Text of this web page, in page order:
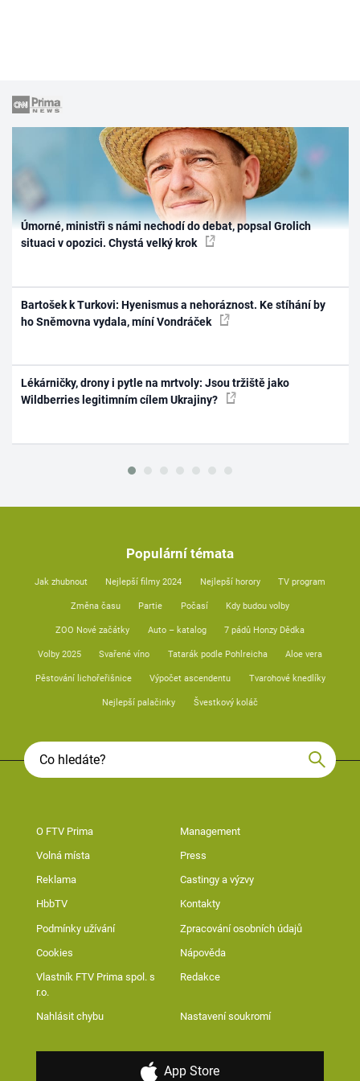
Úmorné, ministři s námi nechodí do debat, popsal Grolich
situaci v opozici. Chystá velký krok
Bartošek k Turkovi: Hyenismus a nehoráznost. Ke stíhání by
ho Sněmovna vydala, míní Vondráček
Lékárničky, drony i pytle na mrtvoly: Jsou tržiště jako
Wildberries legitimním cílem Ukrajiny?
Populární témata
Jak zhubnout Nejlepší filmy 2024 Nejlepší horory TV program
Změna času Partie Počasí Kdy budou volby
ZOO Nové začátky Auto – katalog 7 pádů Honzy Dědka
Volby 2025 Svařené víno Tatarák podle Pohlreicha Aloe vera
Pěstování lichořeřišnice Výpočet ascendentu Tvarohové knedlíky
Nejlepší palačinky Švestkový koláč
O FTV Prima Management
Volná místa Press
Reklama Castingy a výzvy
HbbTV Kontakty
Podmínky užívání Zpracování osobních údajů
Cookies Nápověda
Vlastník FTV Prima spol. s
r.o.
Redakce
Nahlásit chybu Nastavení soukromí
App Store